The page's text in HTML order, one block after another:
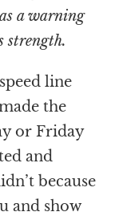
a warning
strength.
line
the
or Friday
and
because
and show